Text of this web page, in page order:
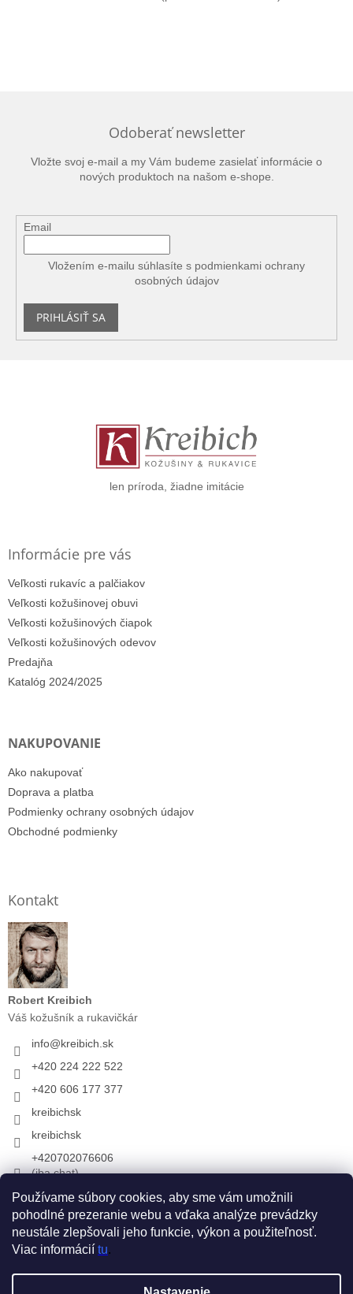
Používame súbory cookies, aby sme vám umožnili
pohodlné prezeranie webu a vďaka analýze prevádzky
neustále zlepšovali jeho funkcie, výkon a použiteľnosť.
Viac informácií tu.
Odoberať newsletter
Vložte svoj e-mail a my Vám budeme zasielať informácie o
nových produktoch na našom e-shope.
Email
Vložením e-mailu súhlasíte s podmienkami ochrany
osobných údajov
PRIHLÁSIŤ SA
len príroda, žiadne imitácie
Informácie pre vás
Veľkosti rukavíc a palčiakov
Veľkosti kožušinovej obuvi
Veľkosti kožušinových čiapok
Veľkosti kožušinových odevov
Predajňa
Katalóg 2024/2025
NAKUPOVANIE
Ako nakupovať
Doprava a platba
Podmienky ochrany osobných údajov
Obchodné podmienky
Kontakt
Robert Kreibich
Váš kožušník a rukavičkár
info@kreibich.sk
+420 224 222 522
+420 606 177 377
kreibichsk
kreibichsk
+420702076606
(iba chat)
Prijímame online platby